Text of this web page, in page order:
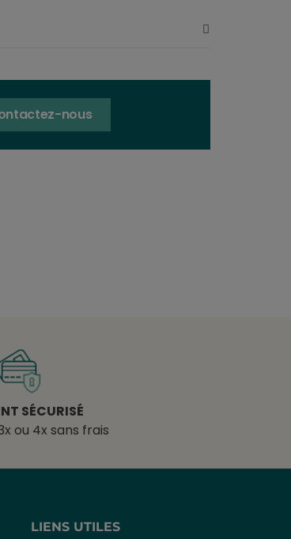
nous
SÉCURISÉ
ou 4x sans frais
LIENS UTILES